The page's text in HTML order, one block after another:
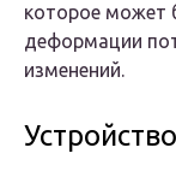
которое может
деформации
изменений.